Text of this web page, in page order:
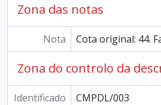
Zona das notas
Nota Cota original: 44.
Zona do controlo da
Identificado
CMPDL/003